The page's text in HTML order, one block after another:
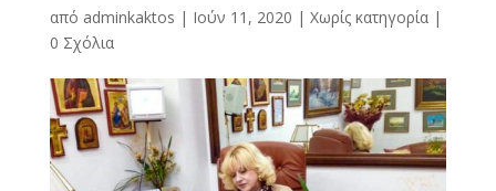
από adminkaktos | Ιούν 11, 2020 | Χωρίς κατηγορία|
0 Σχόλια